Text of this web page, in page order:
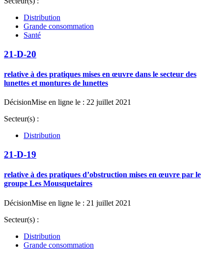
Distribution
Grande consommation
Santé
21-D-20
relative à des pratiques mises en œuvre dans le secteur des
lunettes et montures de lunettes
DécisionMise en ligne le : 22 juillet 2021
Secteur(s) :
Distribution
21-D-19
relative à des pratiques d’obstruction mises en œuvre par le
groupe Les Mousquetaires
DécisionMise en ligne le : 21 juillet 2021
Secteur(s) :
Distribution
Grande consommation